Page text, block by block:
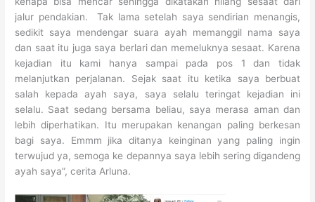
jalur pendakian. Tak lama setelah saya sendirian menangis,
sedikit saya mendengar suara ayah memanggil nama saya
dan saat itu juga saya berlari dan memeluknya sesaat. Karena
kejadian itu kami hanya sampai pada pos 1 dan tidak
melanjutkan perjalanan. Sejak saat itu ketika saya berbuat
salah kepada ayah saya, saya selalu teringat kejadian ini
selalu. Saat sedang bersama beliau, saya merasa aman dan
lebih diperhatikan. Itu merupakan kenangan paling berkesan
bagi saya. Emmm jika ditanya keinginan yang paling ingin
terwujud ya, semoga ke depannya saya lebih sering digandeng
ayah saya”, cerita Arluna.